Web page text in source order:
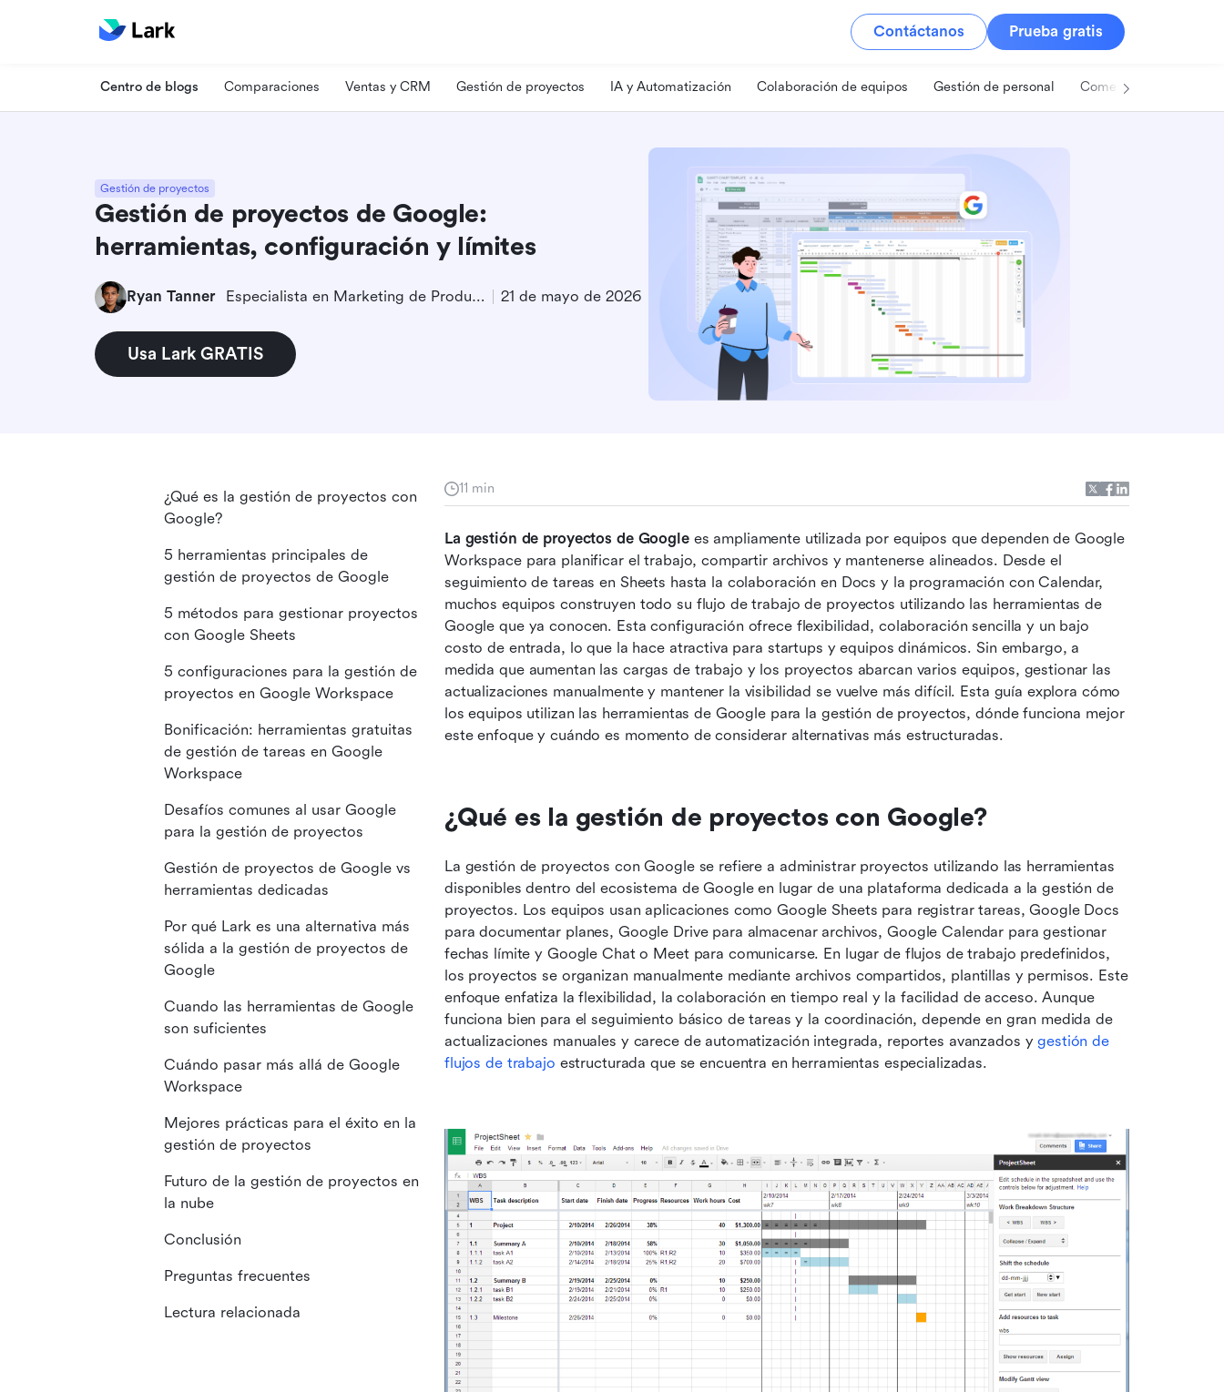
Contáctanos Prueba gratis
Centro de blogs Comparaciones Ventas y CRM Gestión de proyectos IA y Automatización Colaboración de equipos Gestión de personal Comercio minorista
Gestión de proyectos
Gestión de proyectos de Google:
herramientas, configuración y límites
Ryan Tanner Especialista en Marketing de Producto 21 de mayo de 2026
Usa Lark GRATIS
11 min
La gestión de proyectos de Google es ampliamente utilizada por equipos que dependen de Google
Workspace para planificar el trabajo, compartir archivos y mantenerse alineados. Desde el
seguimiento de tareas en Sheets hasta la colaboración en Docs y la programación con Calendar,
muchos equipos construyen todo su flujo de trabajo de proyectos utilizando las herramientas de
Google que ya conocen. Esta configuración ofrece flexibilidad, colaboración sencilla y un bajo
costo de entrada, lo que la hace atractiva para startups y equipos dinámicos. Sin embargo, a
medida que aumentan las cargas de trabajo y los proyectos abarcan varios equipos, gestionar las
actualizaciones manualmente y mantener la visibilidad se vuelve más difícil. Esta guía explora cómo
los equipos utilizan las herramientas de Google para la gestión de proyectos, dónde funciona mejor
este enfoque y cuándo es momento de considerar alternativas más estructuradas.
¿Qué es la gestión de proyectos con Google?
La gestión de proyectos con Google se refiere a administrar proyectos utilizando las herramientas
disponibles dentro del ecosistema de Google en lugar de una plataforma dedicada a la gestión de
proyectos. Los equipos usan aplicaciones como Google Sheets para registrar tareas, Google Docs
para documentar planes, Google Drive para almacenar archivos, Google Calendar para gestionar
fechas límite y Google Chat o Meet para comunicarse. En lugar de flujos de trabajo predefinidos,
los proyectos se organizan manualmente mediante archivos compartidos, plantillas y permisos. Este
enfoque enfatiza la flexibilidad, la colaboración en tiempo real y la facilidad de acceso. Aunque
funciona bien para el seguimiento básico de tareas y la coordinación, depende en gran medida de
actualizaciones manuales y carece de automatización integrada, reportes avanzados y gestión de
flujos de trabajo estructurada que se encuentra en herramientas especializadas.
¿Qué es la gestión de proyectos con
Google?
5 herramientas principales de
gestión de proyectos de Google
5 métodos para gestionar proyectos
con Google Sheets
5 configuraciones para la gestión de
proyectos en Google Workspace
Bonificación: herramientas gratuitas
de gestión de tareas en Google
Workspace
Desafíos comunes al usar Google
para la gestión de proyectos
Gestión de proyectos de Google vs
herramientas dedicadas
Por qué Lark es una alternativa más
sólida a la gestión de proyectos de
Google
Cuando las herramientas de Google
son suficientes
Cuándo pasar más allá de Google
Workspace
Mejores prácticas para el éxito en la
gestión de proyectos
Futuro de la gestión de proyectos en
la nube
Conclusión
Preguntas frecuentes
Lectura relacionada